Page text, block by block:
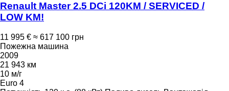
Renault Master 2.5 DCi 120KM / SERVICED /
LOW KM!
11 995 € ≈ 617 100 грн
Пожежна машина
2009
21 943 км
10 м/г
Euro 4